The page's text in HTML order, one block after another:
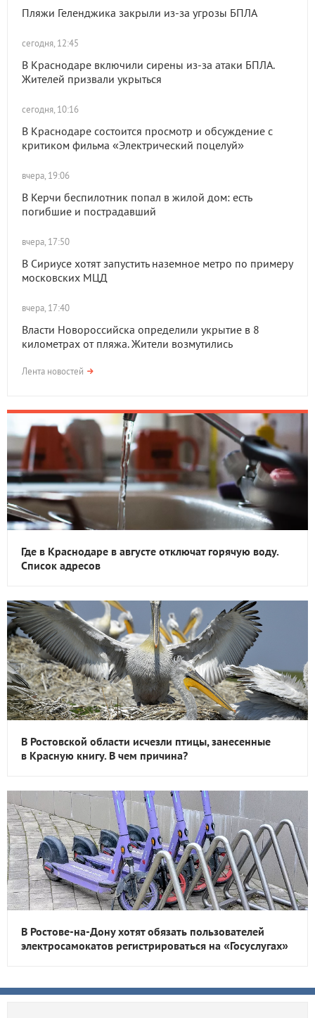
Пляжи Геленджика закрыли из-за угрозы БПЛА
сегодня, 12:45
В Краснодаре включили сирены из-за атаки БПЛА.
Жителей призвали укрыться
сегодня, 10:16
В Краснодаре состоится просмотр и обсуждение с
критиком фильма «Электрический поцелуй»
вчера, 19:06
В Керчи беспилотник попал в жилой дом: есть
погибшие и пострадавший
вчера, 17:50
В Сириусе хотят запустить наземное метро по примеру
московских МЦД
вчера, 17:40
Власти Новороссийска определили укрытие в 8
километрах от пляжа. Жители возмутились
Лента новостей
Где в Краснодаре в августе отключат горячую воду.
Список адресов
В Ростовской области исчезли птицы, занесенные
в Красную книгу. В чем причина?
В Ростове-на-Дону хотят обязать пользователей
электросамокатов регистрироваться на «Госуслугах»